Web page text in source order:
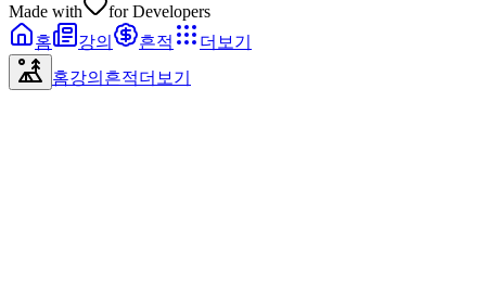
Made with
for Developers
홈
강의 흔적
더보기
홈강의 흔적더보기